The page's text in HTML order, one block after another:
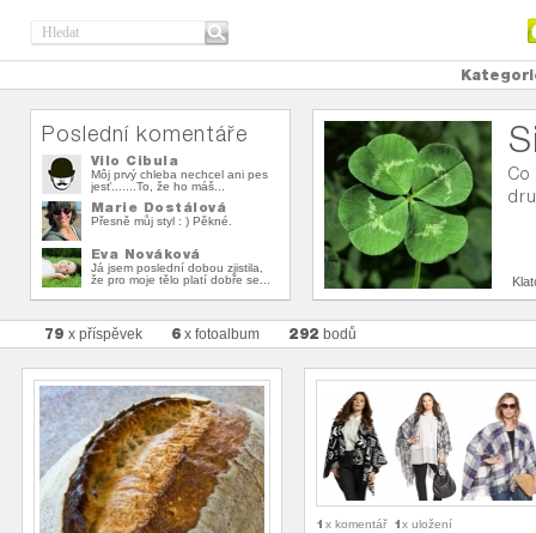
Poslední komentáře
Vilo Cibula
Môj prvý chleba nechcel ani pes
jesť.......To, že ho máš...
Marie Dostálová
Přesně můj styl : ) Pěkné.
Eva Nováková
Já jsem poslední dobou zjistila,
že pro moje tělo platí dobře se...
79 x příspěvek 6 x fotoalbum 292 bodů
1 x komentář 1x uložení